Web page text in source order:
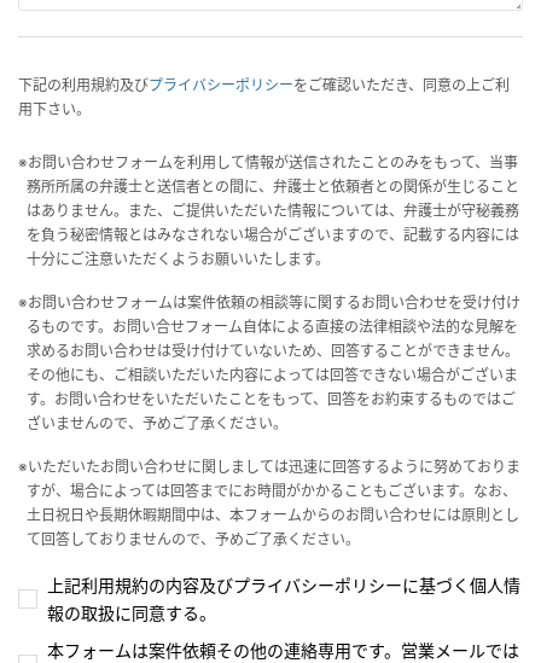
下記の利用規約及びプライバシーポリシーをご確認いただき、同意の上ご利
用下さい。
※お問い合わせフォームを利用して情報が送信されたことのみをもって、当事
務所所属の弁護士と送信者との間に、弁護士と依頼者との関係が生じること
はありません。また、ご提供いただいた情報については、弁護士が守秘義務
を負う秘密情報とはみなされない場合がございますので、記載する内容には
十分にご注意いただくようお願いいたします。
※お問い合わせフォームは案件依頼の相談等に関するお問い合わせを受け付け
るものです。お問い合せフォーム自体による直接の法律相談や法的な見解を
求めるお問い合わせは受け付けていないため、回答することができません。
その他にも、ご相談いただいた内容によっては回答できない場合がございま
す。お問い合わせをいただいたことをもって、回答をお約束するものではご
ざいませんので、予めご了承ください。
※いただいたお問い合わせに関しましては迅速に回答するように努めておりま
すが、場合によっては回答までにお時間がかかることもございます。なお、
土日祝日や長期休暇期間中は、本フォームからのお問い合わせには原則とし
て回答しておりませんので、予めご了承ください。
上記利用規約の内容及びプライバシーポリシーに基づく個人情
報の取扱に同意する。
本フォームは案件依頼その他の連絡専用です。営業メールでは